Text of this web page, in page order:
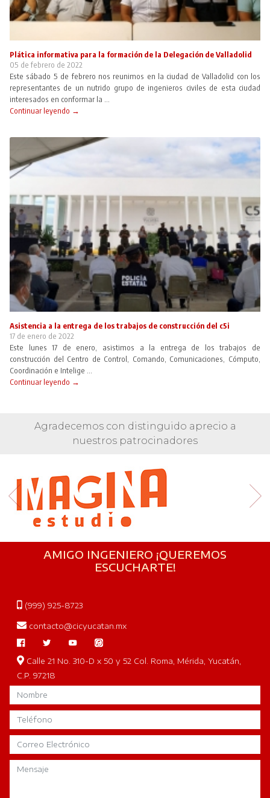
Plática informativa para la formación de la Delegación de Valladolid
05 de febrero de 2022
Este sábado 5 de febrero nos reunimos en la ciudad de Valladolid con los
representantes de un nutrido grupo de ingenieros civiles de esta ciudad
interesados en conformar la ...
Continuar leyendo →
Asistencia a la entrega de los trabajos de construcción del c5i
17 de enero de 2022
Este lunes 17 de enero, asistimos a la entrega de los trabajos de
construcción del Centro de Control, Comando, Comunicaciones, Cómputo,
Coordinación e Intelige ...
Continuar leyendo →
Agradecemos con distinguido aprecio a
nuestros patrocinadores
AMIGO INGENIERO ¡QUEREMOS
ESCUCHARTE!
(999) 925-8723
contacto@cicyucatan.mx
Calle 21 No. 310-D x 50 y 52 Col. Roma, Mérida, Yucatán,
C.P. 97218